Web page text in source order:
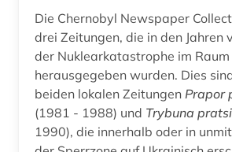
Die Chernobyl Newspaper
drei Zeitungen, die in den Jahren
der Nuklearkatastrophe im Raum
herausgegeben wurden. Dies
beiden lokalen Zeitungen Prapor
(1981 - 1988) und Trybuna pratsi
1990), die innerhalb oder in